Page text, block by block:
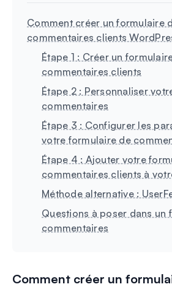
Comment créer un formulaire
commentaires clients
Étape 1 : Créer un
commentaires clients
Étape 2 : Personnaliser
commentaires
Étape 3 : Configurer les
votre formulaire de
Étape 4 : Ajouter votre
commentaires clients à
Méthode alternative :
Questions à poser dans un
commentaires
Comment créer un